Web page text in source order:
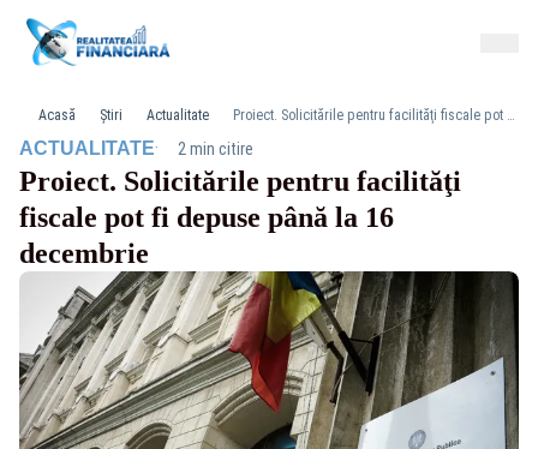
Acasă Știri Actualitate Proiect. Solicitările pentru facilităţi fiscale pot fi depuse până la 16 decembrie
ACTUALITATE· 2 min citire
Proiect. Solicitările pentru facilităţi
fiscale pot fi depuse până la 16
decembrie